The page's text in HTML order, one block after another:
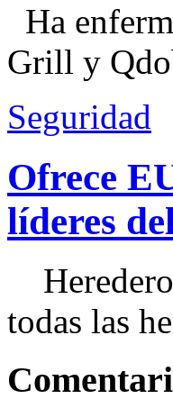
Ha
Grill y
Seguridad
Ofrece
líderes
todas las